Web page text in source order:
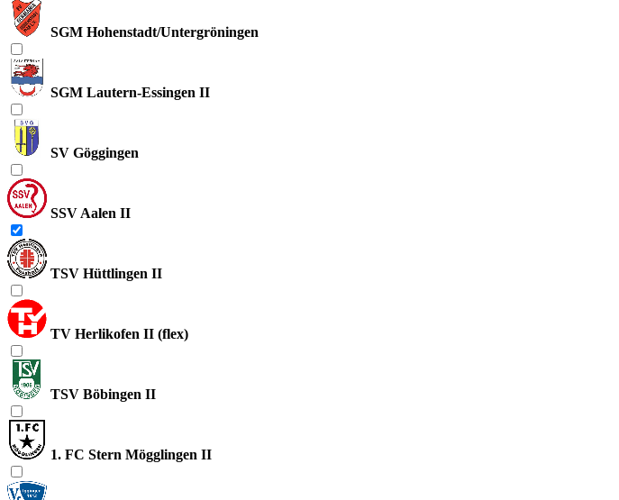
SGM Hohenstadt/Untergröningen
SGM Lautern-Essingen II
SV Göggingen
SSV Aalen II
TSV Hüttlingen II
TV Herlikofen II (flex)
TSV Böbingen II
1. FC Stern Mögglingen II